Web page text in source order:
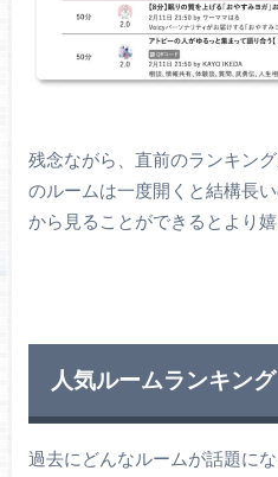
残念ながら、直前のランキン
のルームは一度開くと結構長
から見ることができるとより
人気ルームランキング
過去にどんなルームが話題に